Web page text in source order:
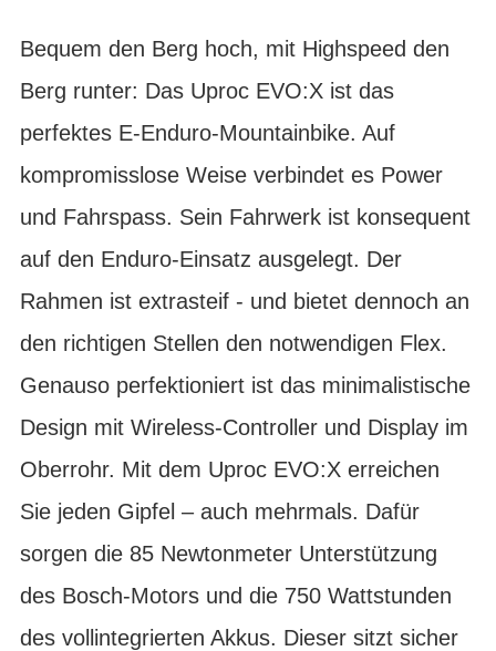
Bequem den Berg hoch, mit Highspeed den
Berg runter: Das Uproc EVO:X ist das
perfektes E-Enduro-Mountainbike. Auf
kompromisslose Weise verbindet es Power
und Fahrspass. Sein Fahrwerk ist konsequent
auf den Enduro-Einsatz ausgelegt. Der
Rahmen ist extrasteif - und bietet dennoch an
den richtigen Stellen den notwendigen Flex.
Genauso perfektioniert ist das minimalistische
Design mit Wireless-Controller und Display im
Oberrohr. Mit dem Uproc EVO:X erreichen
Sie jeden Gipfel – auch mehrmals. Dafür
sorgen die 85 Newtonmeter Unterstützung
des Bosch-Motors und die 750 Wattstunden
des vollintegrierten Akkus. Dieser sitzt sicher